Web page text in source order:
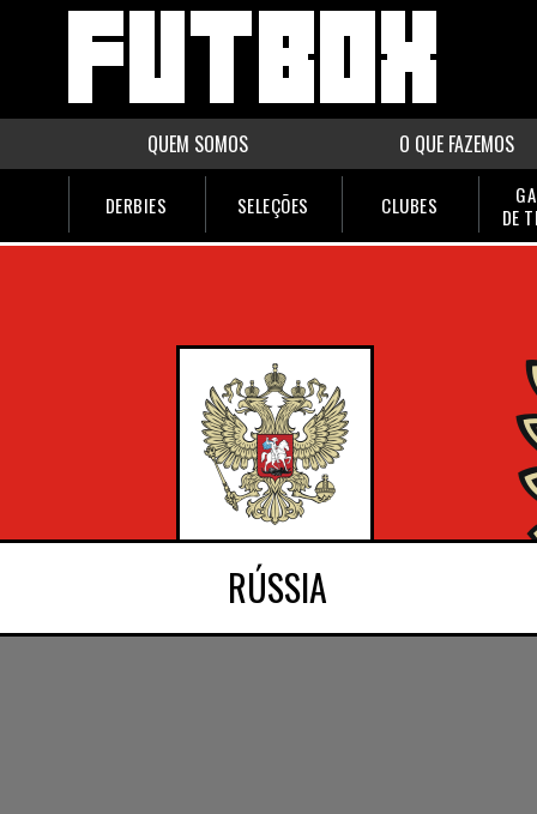
QUEM SOMOS O QUE FAZEMOS
DERBIES SELEÇÕES CLUBES
DE
RÚSSIA